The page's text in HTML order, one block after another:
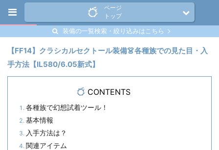
ページ
トップ
装備の一覧検索・絞り込みはこちら
【FF14】クラシカルセクトール装備👗各種族での見た目・入
手方法【IL580/6.05新式】
CONTENTS
各種族で幻想試着ツール！
基本情報
入手方法は？
関連アイテム